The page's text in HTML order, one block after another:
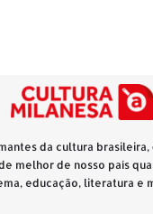
da cultura
melhor de nosso país
educação, literatura e